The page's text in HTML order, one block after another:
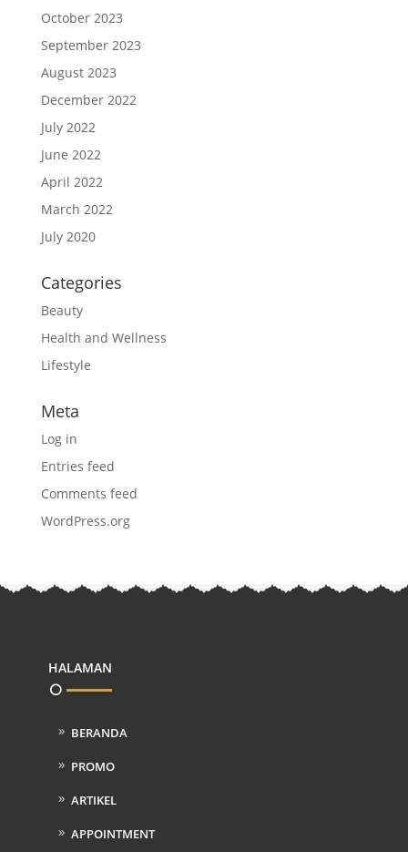
October 2023
September 2023
August 2023
December 2022
July 2022
June 2022
April 2022
March 2022
July 2020
Categories
Beauty
Health and Wellness
Lifestyle
Meta
Log in
Entries feed
Comments feed
WordPress.org
HALAMAN
BERANDA
PROMO
ARTIKEL
APPOINTMENT